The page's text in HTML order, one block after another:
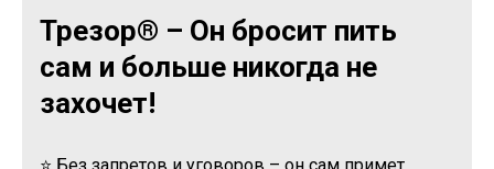
Трезор® – Он бросит пить
сам и больше никогда не
захочет!